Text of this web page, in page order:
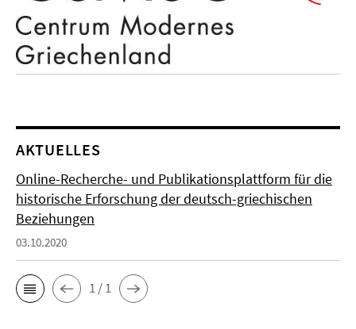
AKTUELLES
Online-Recherche- und Publikationsplattform für die
historische Erforschung der deutsch-griechischen
Beziehungen
03.10.2020
1 / 1